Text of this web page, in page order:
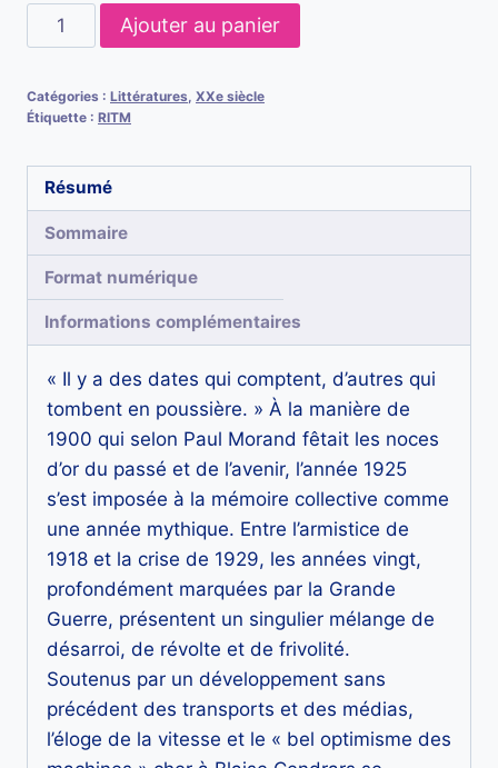
quantité
de
1925.
d'une
époque
Ajouter au panier
Catégories : Littératures XXe siècle
Étiquette : RITM
Résumé
Sommaire
Format numérique
Informations complémentaires
« Il y a des dates qui comptent, d’autres qui
tombent en poussière. » À la manière de
1900 qui selon Paul Morand fêtait les noces
d’or du passé et de l’avenir, l’année 1925
s’est imposée à la mémoire collective comme
une année mythique. Entre l’armistice de
1918 et la crise de 1929, les années vingt,
profondément marquées par la Grande
Guerre, présentent un singulier mélange de
désarroi, de révolte et de frivolité.
Soutenus par un développement sans
précédent des transports et des médias,
l’éloge de la vitesse et le « bel optimisme des